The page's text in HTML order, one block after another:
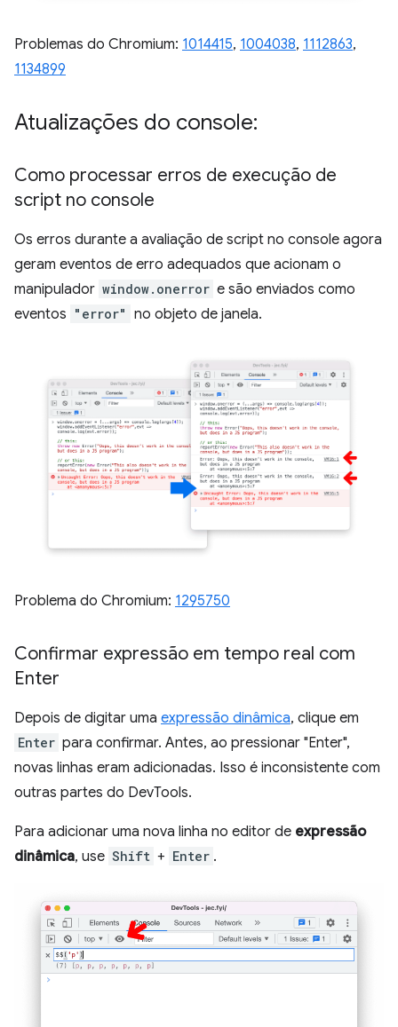
Problemas do Chromium: 1014415, 1004038, 1112863,
1134899
Atualizações do console:
Como processar erros de execução de
script no console
Os erros durante a avaliação de script no console agora
geram eventos de erro adequados que acionam o
manipulador window.onerror e são enviados como
eventos "error" no objeto de janela.
Problema do Chromium: 1295750
Confirmar expressão em tempo real com
Enter
Depois de digitar uma expressão dinâmica, clique em
Enter para confirmar. Antes, ao pressionar "Enter",
novas linhas eram adicionadas. Isso é inconsistente com
outras partes do DevTools.
Para adicionar uma nova linha no editor de expressão
dinâmica, use Shift + Enter .